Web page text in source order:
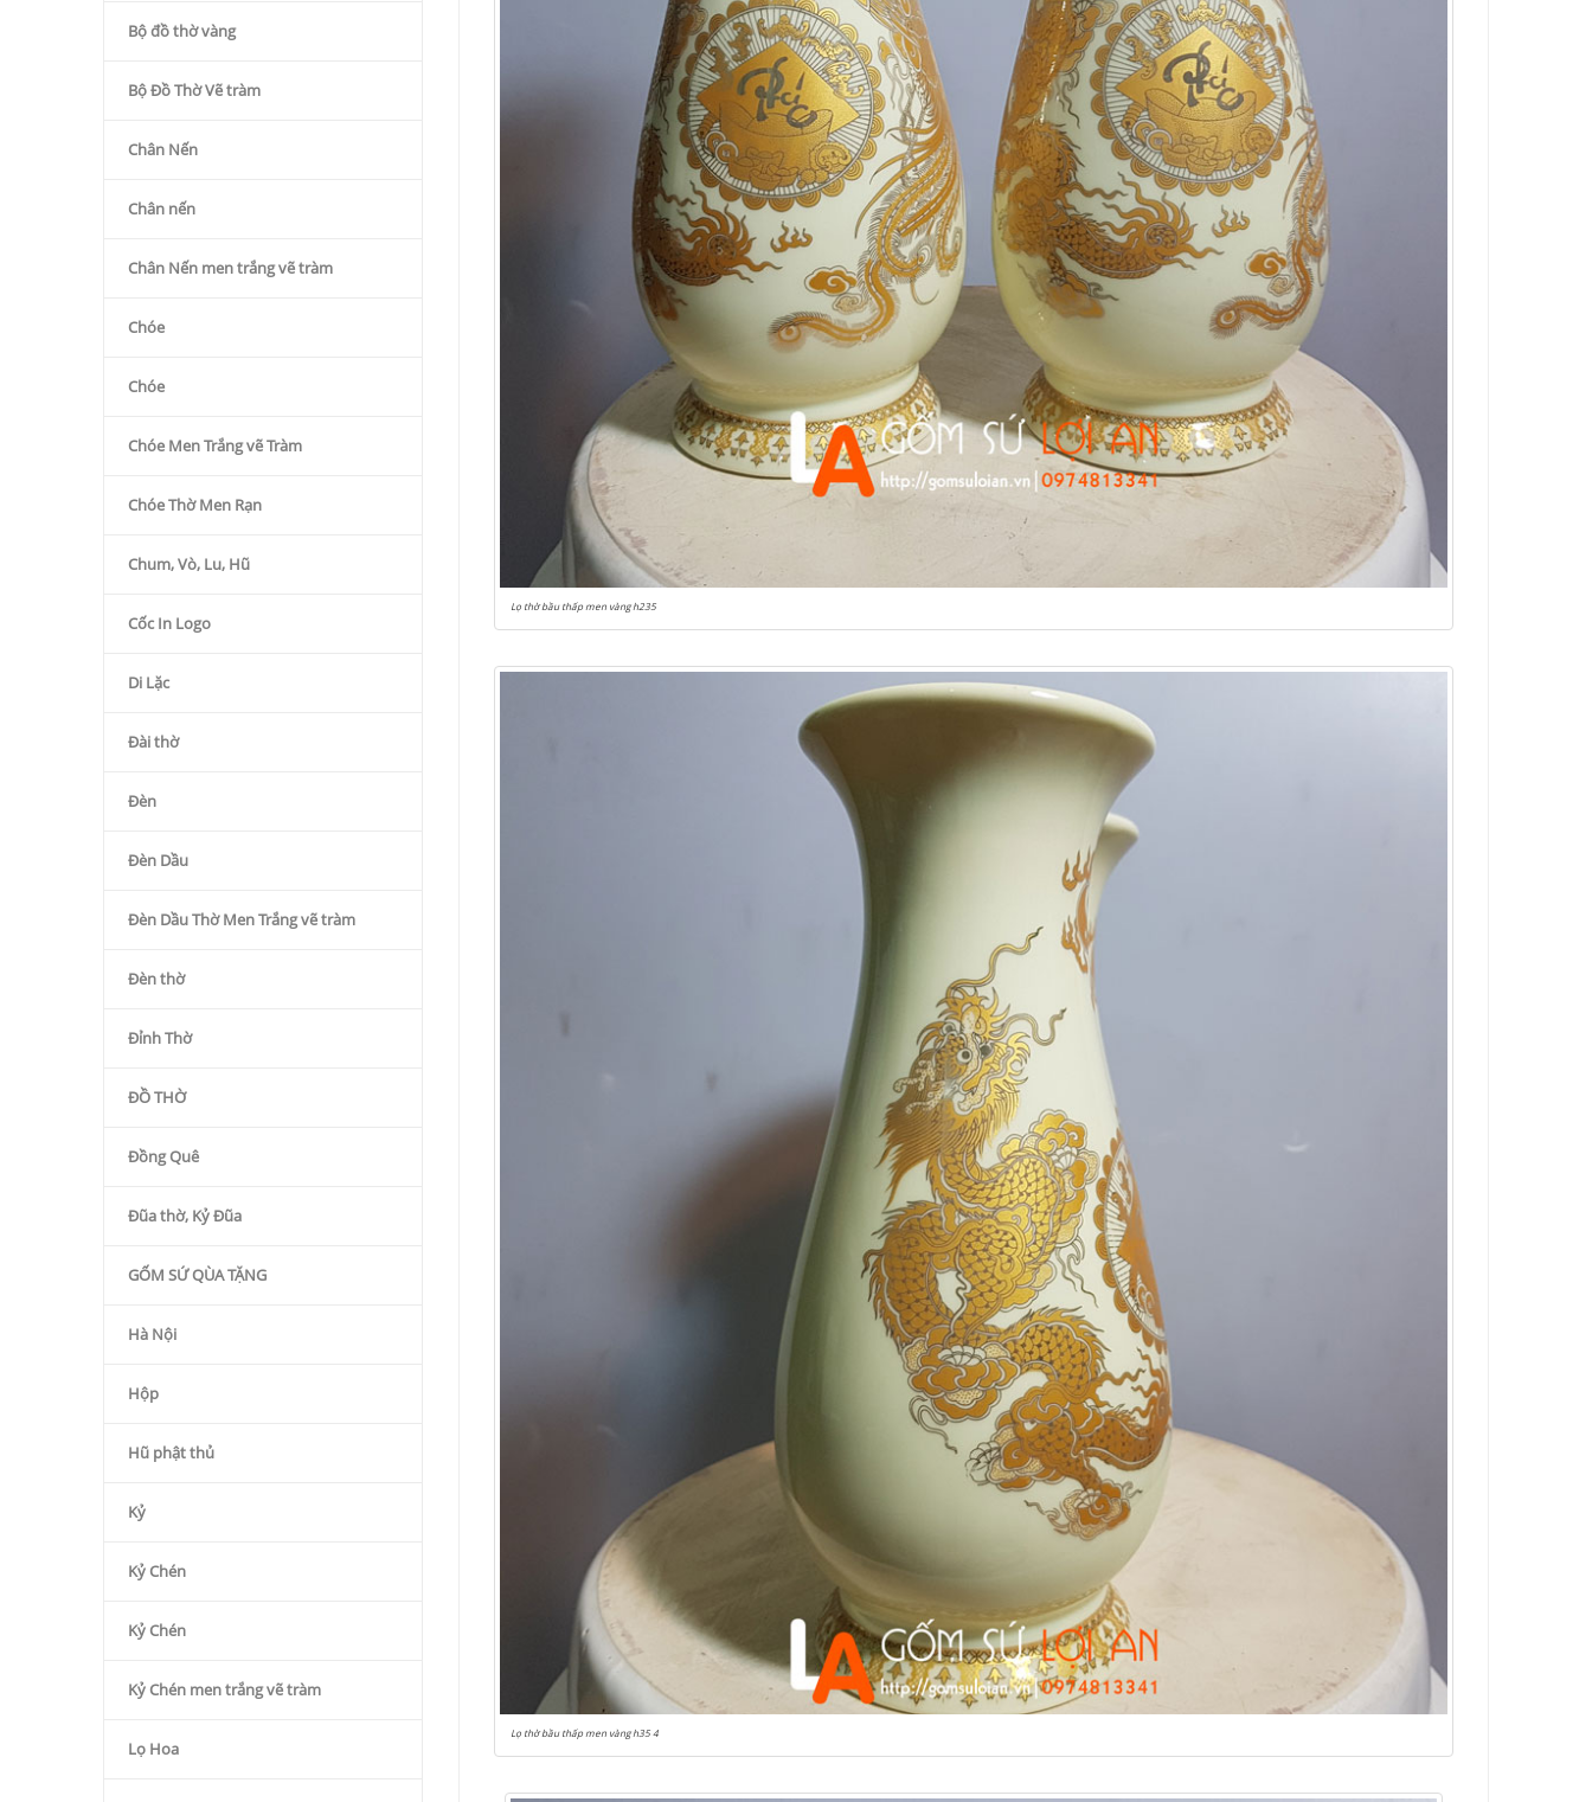
Bộ đồ thờ vàng
Bộ Đồ Thờ Vẽ tràm
Chân Nến
Chân nến
Chân Nến men trắng vẽ tràm
Chóe
Chóe
Chóe Men Trắng vẽ Tràm
Chóe Thờ Men Rạn
Chum, Vò, Lu, Hũ
Cốc In Logo
Di Lặc
Đài thờ
Đèn
Đèn Dầu
Đèn Dầu Thờ Men Trắng vẽ tràm
Đèn thờ
Đỉnh Thờ
ĐỒ THỜ
Đồng Quê
Đũa thờ, Kỷ Đũa
GỐM SỨ QÙA TẶNG
Hà Nội
Hộp
Hũ phật thủ
Kỷ
Kỷ Chén
Kỷ Chén
Kỷ Chén men trắng vẽ tràm
Lọ Hoa
Lọ thờ bầu thấp men vàng h235
Lọ thờ bầu thấp men vàng h35 4